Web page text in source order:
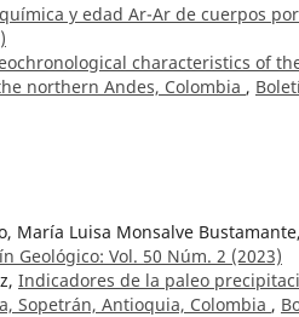
y edad Ar-Ar de cuerpos
characteristics of
northern Andes, Colombia ,
María Luisa Monsalve Bustamante,
Geológico: Vol. 50 Núm. 2 (2023)
Indicadores de la paleo
Sopetrán, Antioquia, Colombia ,